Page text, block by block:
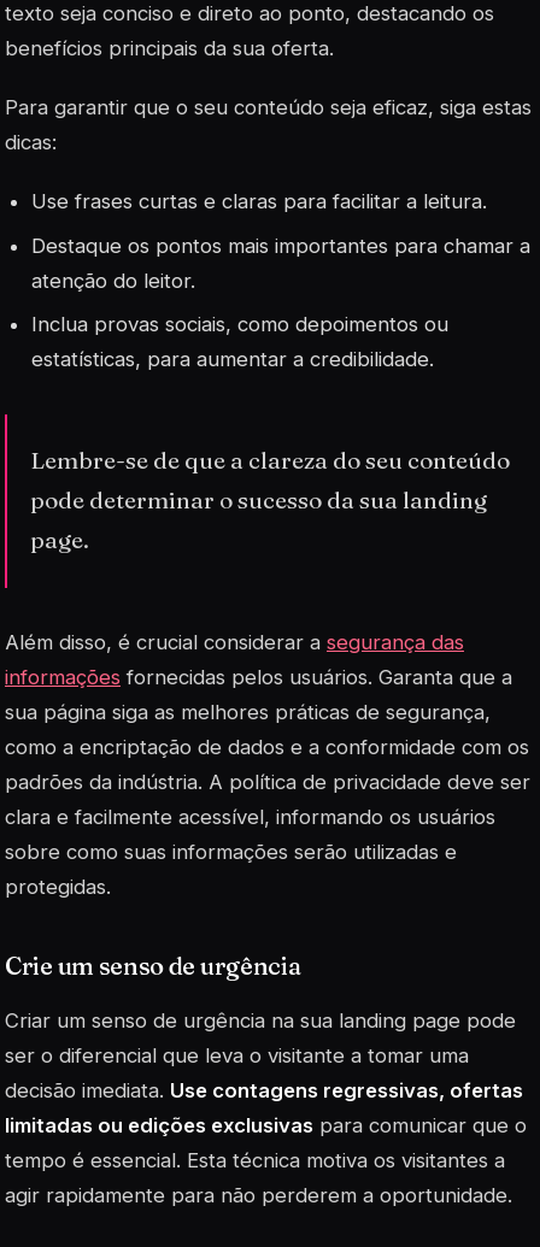
texto seja conciso e direto ao ponto, destacando os
benefícios principais da sua oferta.
Para garantir que o seu conteúdo seja eficaz, siga estas
dicas:
Usefrases curtas e claras para facilitar a leitura.
Destaque os pontos mais importantes para chamar a
atenção do leitor.
Inclua provas sociais, como depoimentos ou
estatísticas, para aumentar a credibilidade.
Lembre-se de que a clareza do seu conteúdo
pode determinar o sucesso da sua landing
page.
Além disso, é crucial considerar a segurança das
informações fornecidas pelos usuários. Garanta que a
sua página siga as melhores práticas de segurança,
como a encriptação de dados e a conformidade com os
padrões da indústria. A política de privacidade deve ser
clara e facilmente acessível, informando os usuários
sobre como suas informações serão utilizadas e
protegidas.
Crie um senso de urgência
Criar um senso de urgência na sua landing page pode
ser o diferencial que leva o visitante a tomar uma
decisão imediata. Use contagens regressivas, ofertas
limitadas ou edições exclusivas para comunicar que o
tempo é essencial. Esta técnica motiva os visitantes a
agir rapidamente para não perderem a oportunidade.